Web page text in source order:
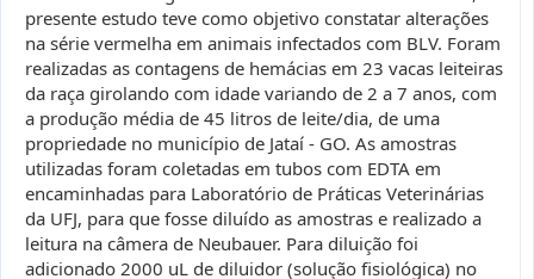
presente estudo teve como objetivo constatar alterações
na série vermelha em animais infectados com BLV. Foram
realizadas as contagens de hemácias em 23 vacas leiteiras
da raça girolando com idade variando de 2 a 7 anos, com
a produção média de 45 litros de leite/dia, de uma
propriedade no município de Jataí - GO. As amostras
utilizadas foram coletadas em tubos com EDTA em
encaminhadas para Laboratório de Práticas Veterinárias
da UFJ, para que fosse diluído as amostras e realizado a
leitura na câmera de Neubauer. Para diluição foi
adicionado 2000 uL de diluidor (solução fisiológica) no